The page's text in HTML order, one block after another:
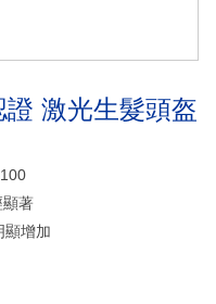
激光生髮頭盔
顯著
顯增加